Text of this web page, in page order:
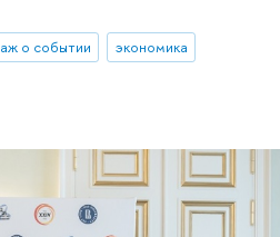
о событии
экономика